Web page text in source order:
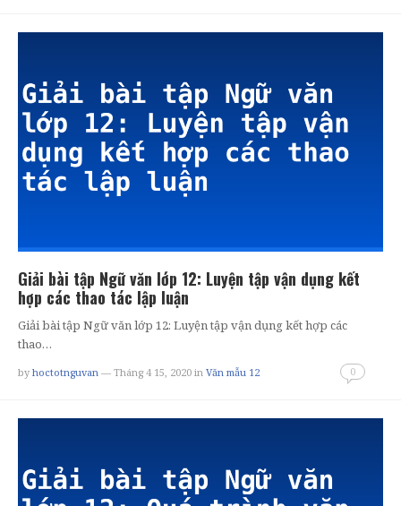
Giải bài tập Ngữ văn lớp 12: Luyện tập vận dụng kết
hợp các thao tác lập luận
Giải bài tập Ngữ văn lớp 12: Luyện tập vận dụng kết hợp các
thao…
by hoctotnguvan — Tháng 4 15, 2020 in Văn mẫu 12 0